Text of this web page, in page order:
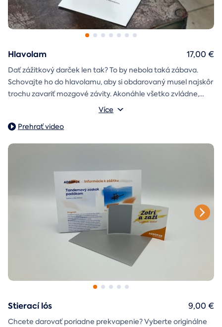
Hlavolam
Dať zážitkový darček len tak? To by nebola taká zábava.
Schovajte ho do hlavolamu, aby si obdarovaný musel najskôr
trochu zavariť mozgové závity. Akonáhle všetko zvládne,
objaví poukaz na zážitok i s vašim venováním.
Vonkajšie rozmery: 15,5 × 8,5 × 5 cm
Více
17,00 €
Prehrať video
Stierací lós
Chcete darovať poriadne prekvapenie? Vyberte originálne
9,00 €